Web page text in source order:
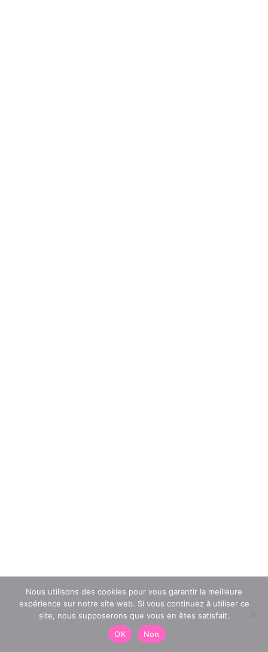
Nous utilisons des cookies pour vous garantir la meilleure
expérience sur notre site web. Si vous continuez à utiliser ce
site, nous supposerons que vous en êtes satisfait.
OK
Non